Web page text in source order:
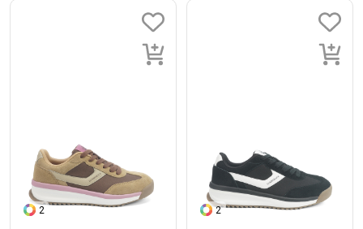
2 2